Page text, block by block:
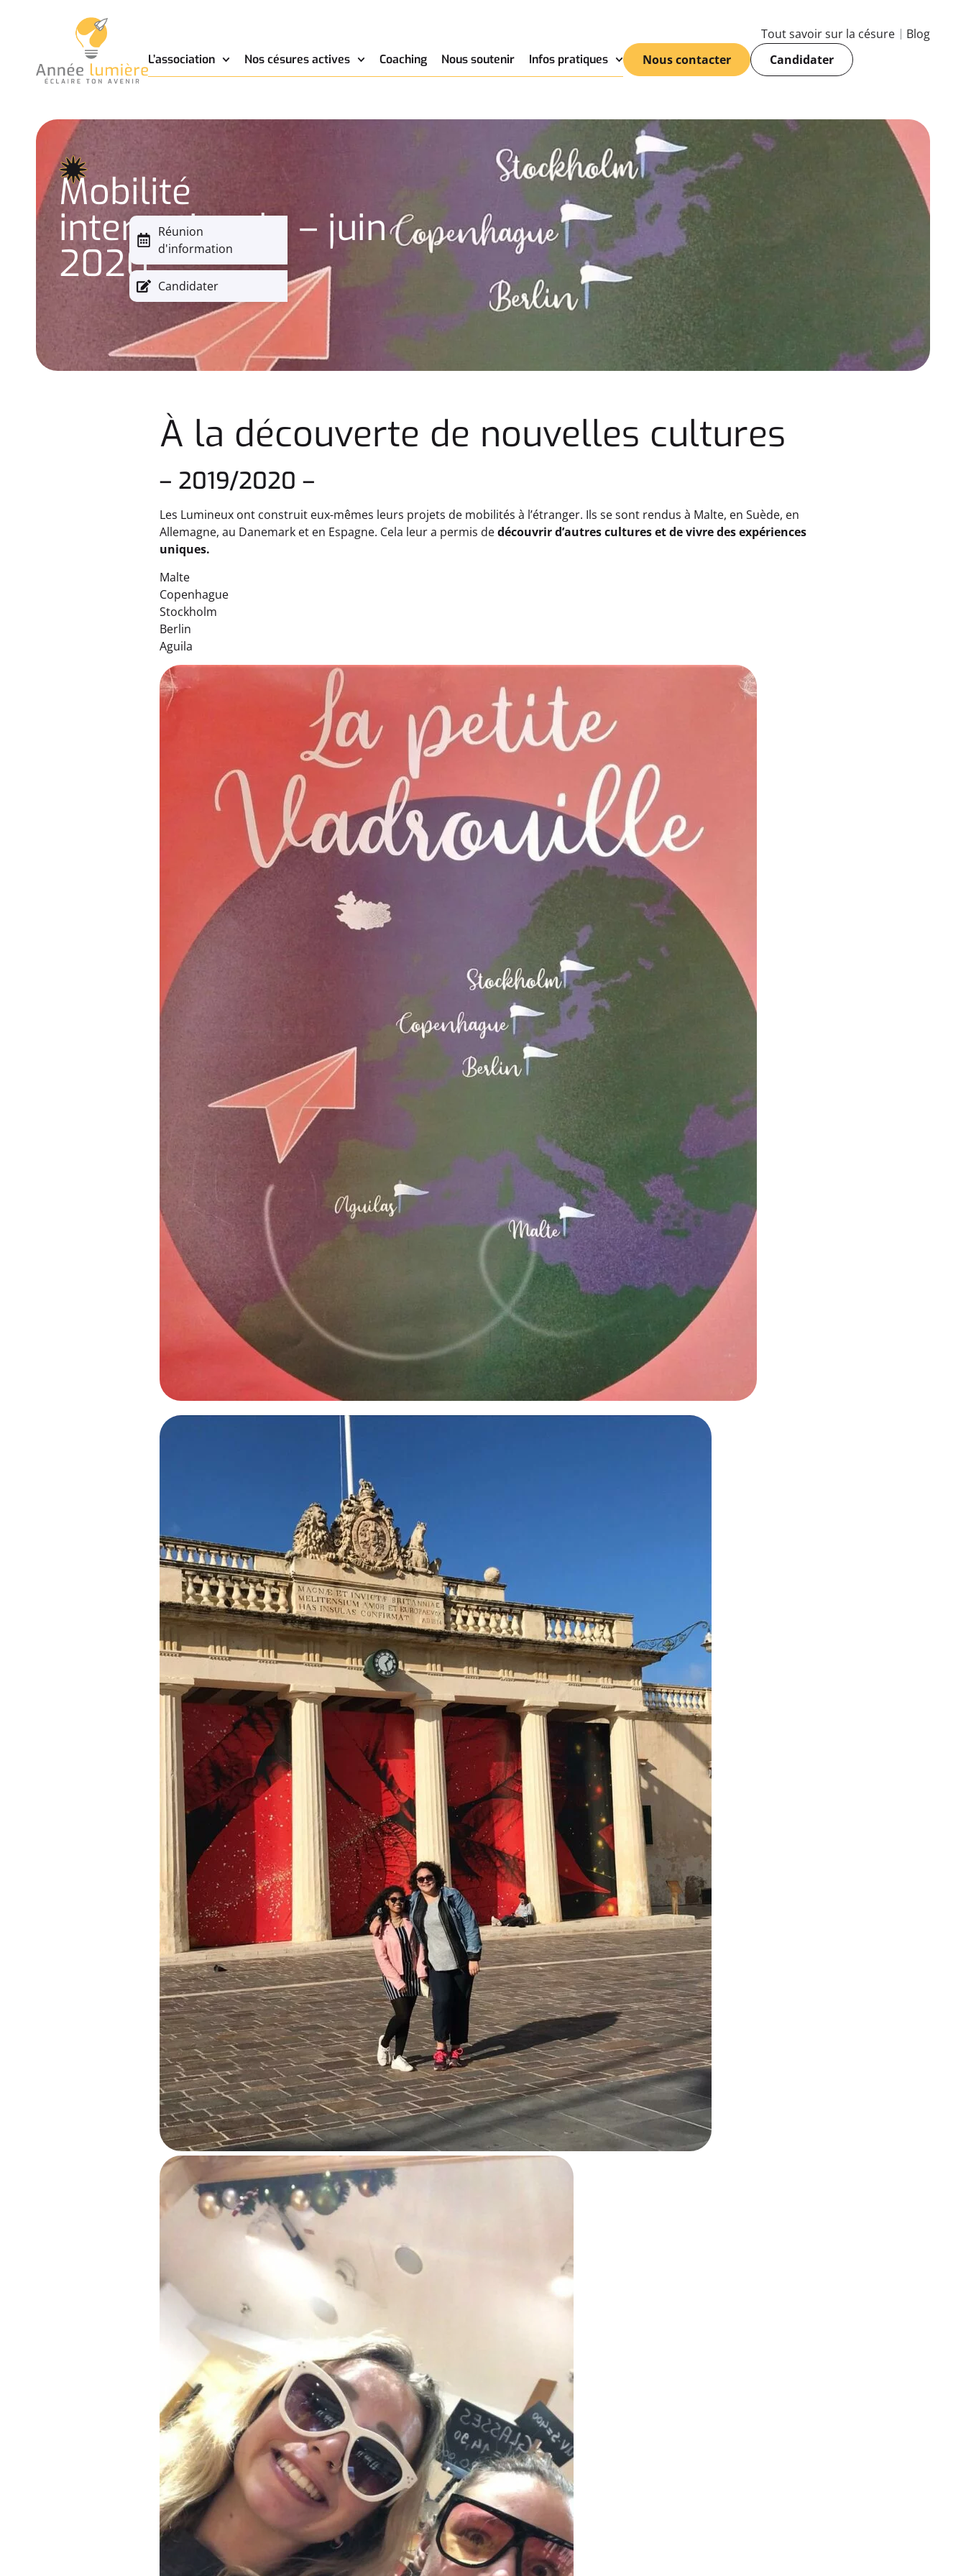
Tout savoir sur la césure Blog
L’association Nos césures actives Coaching Nous soutenir Infos pratiques Nous contacter Candidater
Réunion
d'information
Candidater
Mobilité
internationale – juin
2020
À la découverte de nouvelles cultures
– 2019/2020 –
Les Lumineux ont construit eux-mêmes leurs projets de mobilités à l’étranger. Ils se sont rendus à Malte, en Suède, en
Allemagne, au Danemark et en Espagne. Cela leur a permis dedécouvrir d’autres cultures et de vivre des expériences
uniques.
Malte
Copenhague
Stockholm
Berlin
Aguila